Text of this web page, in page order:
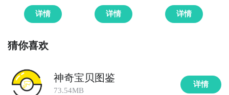
详情 详情 详情
猜你喜欢
神奇宝贝图鉴
73.54MB
详情